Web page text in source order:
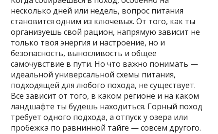
несколько дней или недель, вопрос питания
становится одним из ключевых. От того, как ты
организуешь свой рацион, напрямую зависит не
только твоя энергия и настроение, но и
безопасность, выносливость и общее
самочувствие в пути. Но что важно понимать —
идеальной универсальной схемы питания,
подходящей для любого похода, не существует.
Все зависит от того, в каком регионе и на каком
ландшафте ты будешь находиться. Горный поход
требует одного подхода, а отпуск у озера или
пробежка по равнинной тайге — совсем другого.